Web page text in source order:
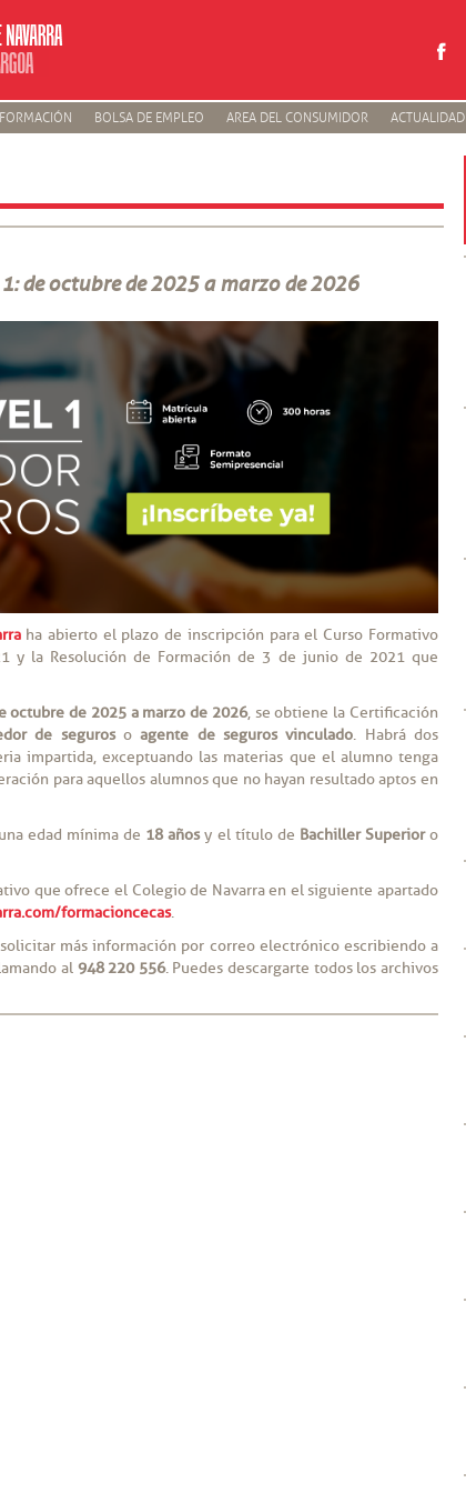
FORMACIÓN BOLSA DE EMPLEO AREA DEL CONSUMIDOR ACTUALIDAD
de octubre de 2025 a marzo de 2026
ha abierto el plazo de inscripción para el Curso Formativo
y la Resolución de Formación de 3 de junio de 2021 que
octubre de 2025 a marzo de 2026, se obtiene la Certificación
de segurosoagente de seguros vinculado. Habrá dos
impartida, exceptuando las materias que el alumno tenga
para aquellos alumnos que no hayan resultado aptos en
edad mínima de 18 añosy el título de Bachiller Superioro
que ofrece el Colegio de Navarra en el siguiente apartado
formacioncecas.
más información por correo electrónico escribiendo a
al 948 220 556. Puedes descargarte todos los archivos